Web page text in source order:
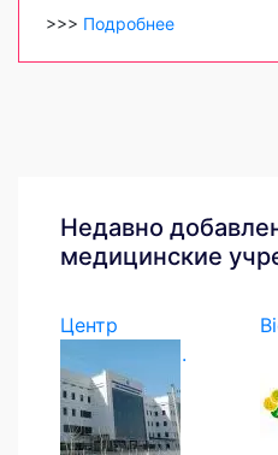
>>> Подробнее
Недавно
медицинские
Центр
экстренной...